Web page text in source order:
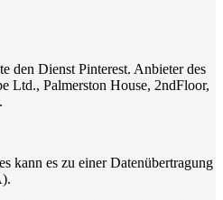
den Dienst Pinterest. Anbieter des
Ltd., Palmerston House, 2ndFloor,
kann es zu einer Datenübertragung